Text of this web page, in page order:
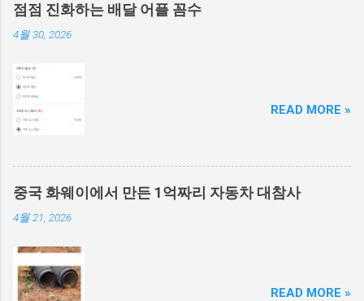
점점 진화하는 배달 어플 꼼수
4월 30, 2026
READ MORE »
중국 화웨이에서 만든 1억짜리 자동차 대참사
4월 21, 2026
READ MORE »